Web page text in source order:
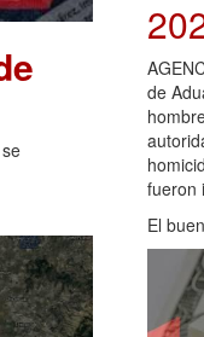
de
fueron
El